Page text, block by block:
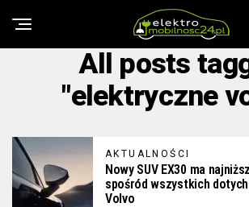
All posts
"elektryczne
AKTUALNOŚCI
Nowy SUV EX30 ma
spośród wszystkich
Volvo